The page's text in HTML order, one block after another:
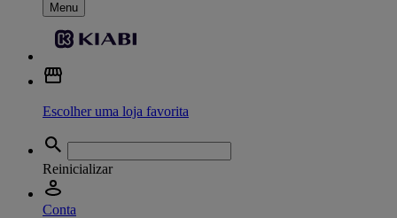
Menu
Escolher uma loja favorita
Reinicializar
Conta